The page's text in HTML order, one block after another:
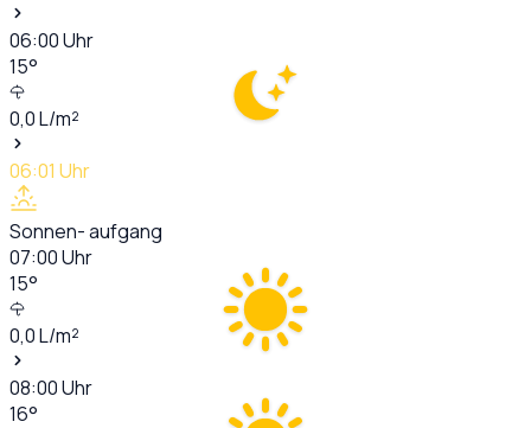
06:00Uhr
15°
0,0L/m²
06:01 Uhr
Sonnen- aufgang
07:00Uhr
15°
0,0L/m²
08:00Uhr
16°